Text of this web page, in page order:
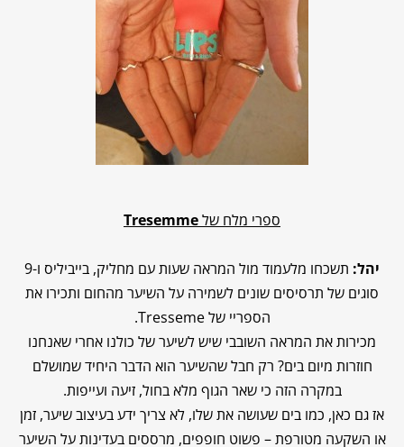
ספרי מלח שלTresemme
יהל:
תשכחו מלעמוד מול המראה שעות עם מחליק, בייביליס ו-9
סוגים של תרסיסים שונים לשמירה על השיער מהחום ותכירו את
הספריי של Tresseme.
מכירות את המראה השובבי שיש לשיער של כולנו אחרי שאנחנו
חוזרות מיום בים? רק חבל שהשיער הוא הדבר היחיד שמושלם
במקרה הזה כי שאר הגוף מלא בחול, זיעה ועייפות.
אז גם כאן, כמו בים שעושה את שלו, לא צריך ידע בעיצוב שיער, זמן
או השקעה מטורפת – פשוט חופפים, מרססים בעדינות על השיער